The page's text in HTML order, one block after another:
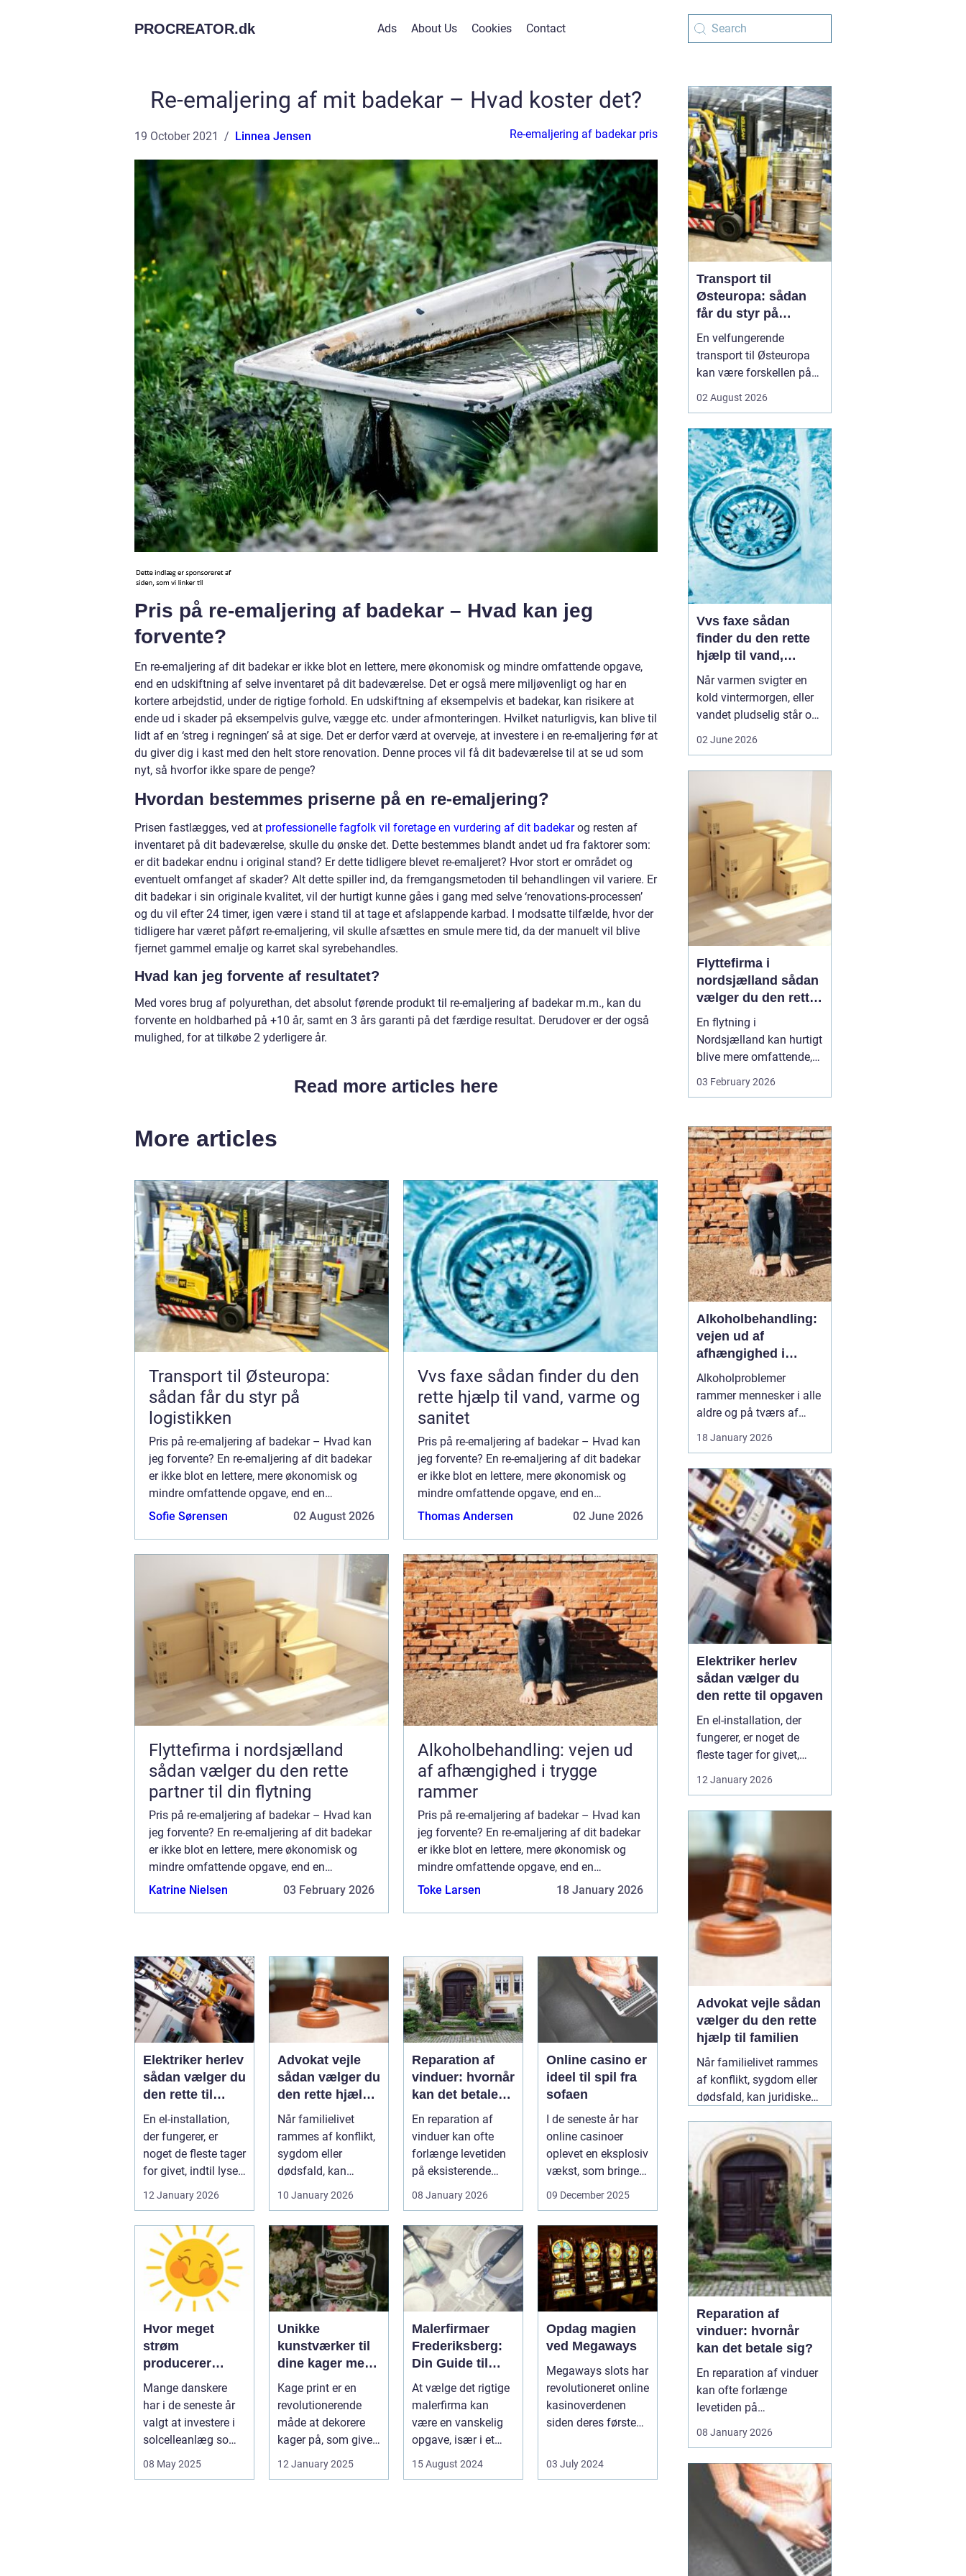
PROCREATOR.dk Ads About Us Cookies Contact
Re-emaljering af mit badekar – Hvad koster det?
19 October 2021 Linnea Jensen Re-emaljering af badekar pris
Pris på re-emaljering af badekar – Hvad kan jeg
forvente?
En re-emaljering af dit badekar er ikke blot en lettere, mere økonomisk og mindre omfattende opgave,
end en udskiftning af selve inventaret på dit badeværelse. Det er også mere miljøvenligt og har en
kortere arbejdstid, under de rigtige forhold. En udskiftning af eksempelvis et badekar, kan risikere at
ende ud i skader på eksempelvis gulve, vægge etc. under afmonteringen. Hvilket naturligvis, kan blive til
lidt af en ‘streg i regningen’ så at sige. Det er derfor værd at overveje, at investere i en re-emaljering før at
du giver dig i kast med den helt store renovation. Denne proces vil få dit badeværelse til at se ud som
nyt, så hvorfor ikke spare de penge?
Hvordan bestemmes priserne på en re-emaljering?
Prisen fastlægges, ved at professionelle fagfolk vil foretage en vurdering af dit badekarog resten af
inventaret på dit badeværelse, skulle du ønske det. Dette bestemmes blandt andet ud fra faktorer som:
er dit badekar endnu i original stand? Er dette tidligere blevet re-emaljeret? Hvor stort er området og
eventuelt omfanget af skader? Alt dette spiller ind, da fremgangsmetoden til behandlingen vil variere. Er
dit badekar i sin originale kvalitet, vil der hurtigt kunne gåes i gang med selve ‘renovations-processen’
og du vil efter 24 timer, igen være i stand til at tage et afslappende karbad. I modsatte tilfælde, hvor der
tidligere har været påført re-emaljering, vil skulle afsættes en smule mere tid, da der manuelt vil blive
fjernet gammel emalje og karret skal syrebehandles.
Hvad kan jeg forvente af resultatet?
Med vores brug af polyurethan, det absolut førende produkt til re-emaljering af badekar m.m., kan du
forvente en holdbarhed på +10 år, samt en 3 års garanti på det færdige resultat. Derudover er der også
mulighed, for at tilkøbe 2 yderligere år.
Read more articles here
More articles
Transport til Østeuropa:
sådan får du styr på
logistikken
Pris på re-emaljering af badekar – Hvad kan
jeg forvente? En re-emaljering af dit badekar
er ikke blot en lettere, mere økonomisk og
mindre omfattende opgave, end en
udskiftning af selve inventaret på dit
Sofie Sørensen 02 August 2026
Vvs faxe sådan finder du den
rette hjælp til vand, varme og
sanitet
Pris på re-emaljering af badekar – Hvad kan
jeg forvente? En re-emaljering af dit badekar
er ikke blot en lettere, mere økonomisk og
mindre omfattende opgave, end en
udskiftning af selve inventaret på dit
Thomas Andersen 02 June 2026
Flyttefirma i nordsjælland
sådan vælger du den rette
partner til din flytning
Pris på re-emaljering af badekar – Hvad kan
jeg forvente? En re-emaljering af dit badekar
er ikke blot en lettere, mere økonomisk og
mindre omfattende opgave, end en
udskiftning af selve inventaret på dit
Katrine Nielsen 03 February 2026
Alkoholbehandling: vejen ud
af afhængighed i trygge
rammer
Pris på re-emaljering af badekar – Hvad kan
jeg forvente? En re-emaljering af dit badekar
er ikke blot en lettere, mere økonomisk og
mindre omfattende opgave, end en
udskiftning af selve inventaret på dit
Toke Larsen 18 January 2026
Elektriker herlev
sådan vælger du
den rette til
opgaven
En el-installation,
der fungerer, er
noget de fleste tager
for givet, indtil lyset
pludselig går, el...
12 January 2026
Advokat vejle
sådan vælger du
den rette hjælp
til familien
Når familielivet
rammes af konflikt,
sygdom eller
dødsfald, kan
juridiske spørgsmål
hurtigt vokse si...
10 January 2026
Reparation af
vinduer: hvornår
kan det betale
sig?
En reparation af
vinduer kan ofte
forlænge levetiden
på eksisterende
rammer og glas
08 January 2026
Online casino er
ideel til spil fra
sofaen
I de seneste år har
online casinoer
oplevet en eksplosiv
vækst, som bringer
spændi...
09 December 2025
Hvor meget
strøm
producerer
solceller om
vinteren?
Mange danskere
har i de seneste år
valgt at investere i
solcelleanlæg som
en bæred...
08 May 2025
Unikke
kunstværker til
dine kager med
kage print
Kage print er en
revolutionerende
måde at dekorere
kager på, som giver
dig mulighed for ...
12 January 2025
Malerfirmaer
Frederiksberg:
Din Guide til
Kvalitet og
Service
At vælge det rigtige
malerfirma kan
være en vanskelig
opgave, især i et
område som
Frederiksberg, hv...
15 August 2024
Opdag magien
ved Megaways
Megaways slots har
revolutioneret online
kasinoverdenen
siden deres første
spillea...
03 July 2024
Transport til
Østeuropa: sådan
får du styr på
logistikken
En velfungerende
transport til Østeuropa
kan være forskellen på
dyre forsinkelser. Mange
mod Baltikum, Ukraine
og resten af regionen for
at finde nye kunder og
leverandører. Men v...
02 August 2026
Vvs faxe sådan
finder du den rette
hjælp til vand,
varme og sanitet
Når varmen svigter en
kold vintermorgen, eller
vandet pludselig står op
installatører en central
rolle i hverdagen, selv
om vi sjældent tænker
over det. Gennemgang
af varmea...
02 June 2026
Flyttefirma i
nordsjælland sådan
vælger du den rette
partner til din
flytning
En flytning i
Nordsjælland kan hurtigt
blive mere omfattende,
end man først tror. Der er
nøgler, flyttekasser,
parkering, møbler der
skal skilles ad, og
ejendele med
affektionsværdi, som
helst skal komme sikkert
frem. Mange vælger
der...
03 February 2026
Alkoholbehandling:
vejen ud af
afhængighed i
trygge rammer
Alkoholproblemer
rammer mennesker i alle
aldre og på tværs af
starter det med hygge,
at dæmpe uro og svære
følelser på. Langsomt
flytter alkoholen græns...
18 January 2026
Elektriker herlev
sådan vælger du
den rette til opgaven
En el-installation, der
fungerer, er noget de
fleste tager for givet,
eller en stikkontakt bliver
problemer, kan det
hurtigt blive både utrygt
og dyrt, hvis der ikke
reageres rigtigt. Derfor
giver ...
12 January 2026
Advokat vejle sådan
vælger du den rette
hjælp til familien
Når familielivet rammes
af konflikt, sygdom eller
dødsfald, kan juridiske
sig store. Mange oplever,
at de både skal håndtere
følelser og praktiske
problemer på én gang.
Her kan en erfaren10
January 2026
Reparation af
vinduer: hvornår
kan det betale sig?
En reparation af vinduer
kan ofte forlænge
levetiden på
glas med mange år. For
valget mellem at
reparere eller udskifte
hele vinduet, og
beslutningen har både
08 January 2026